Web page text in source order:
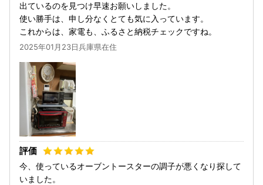
出ているのを見つけ早速お願いしました。
使い勝手は、申し分なくとても気に入っています。
これからは、家電も、ふるさと納税チェックですね。
2025年01月23日兵庫県在住
今、使っているオーブントースターの調子が悪くなり探して
いました。